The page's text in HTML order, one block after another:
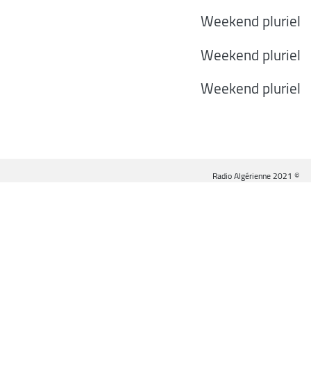
Weekend pluriel
Weekend pluriel
Weekend pluriel
© Radio Algérienne 2021